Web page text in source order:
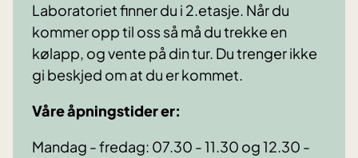
Laboratoriet finner du i 2.etasje. Når du
kommer opp til oss så må du trekke en
kølapp, og vente på din tur. Du trenger ikke
gi beskjed om at du er kommet.
Våre åpningstider er:
Mandag - fredag: 07.30 - 11.30 og 12.30 -